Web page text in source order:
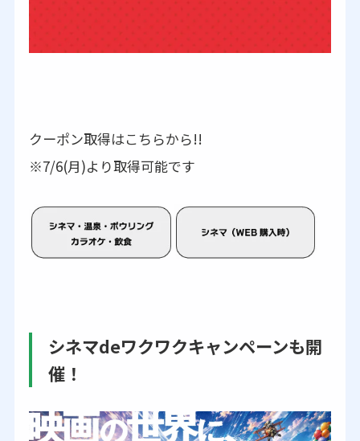
クーポン取得はこちらから!!
※7/6(月)より取得可能です
シネマdeワクワクキャンペーンも開
催！